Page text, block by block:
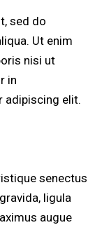
sed do
Ut enim
nisi ut
in
adipiscing elit.
senectus
ligula
augue